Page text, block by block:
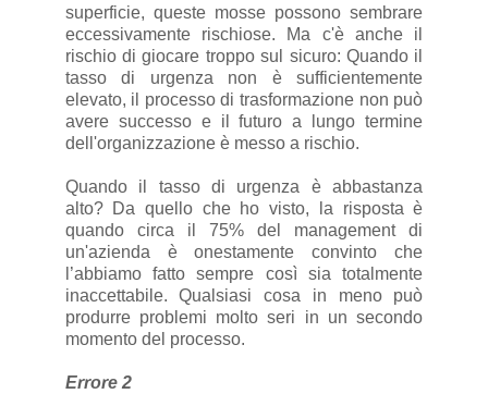
superficie, queste mosse possono sembrare
eccessivamente rischiose. Ma c'è anche il
rischio di giocare troppo sul sicuro: Quando il
tasso di urgenza non è sufficientemente
elevato, il processo di trasformazione non può
avere successo e il futuro a lungo termine
dell'organizzazione è messo a rischio.
Quando il tasso di urgenza è abbastanza
alto? Da quello che ho visto, la risposta è
quando circa il 75% del management di
un'azienda è onestamente convinto che
l’abbiamo fatto sempre così sia totalmente
inaccettabile. Qualsiasi cosa in meno può
produrre problemi molto seri in un secondo
momento del processo.
Errore 2